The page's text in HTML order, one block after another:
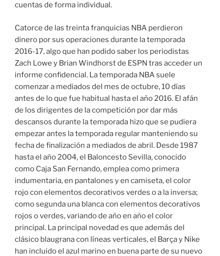
cuentas de forma individual.
Catorce de las treinta franquicias NBA perdieron
dinero por sus operaciones durante la temporada
2016-17, algo que han podido saber los periodistas
Zach Lowe y Brian Windhorst de ESPN tras acceder un
informe confidencial. La temporada NBA suele
comenzar a mediados del mes de octubre, 10 días
antes de lo que fue habitual hasta el año 2016. El afán
de los dirigentes de la competición por dar más
descansos durante la temporada hizo que se pudiera
empezar antes la temporada regular manteniendo su
fecha de finalización a mediados de abril. Desde 1987
hasta el año 2004, el Baloncesto Sevilla, conocido
como Caja San Fernando, emplea como primera
indumentaria, en pantalones y en camiseta, el color
rojo con elementos decorativos verdes o a la inversa;
como segunda una blanca con elementos decorativos
rojos o verdes, variando de año en año el color
principal. La principal novedad es que además del
clásico blaugrana con líneas verticales, el Barça y Nike
han incluido el azul marino en buena parte de su nuevo